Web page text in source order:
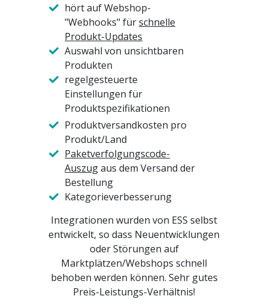
hört auf Webshop-
"Webhooks" fürschnelle
Produkt-Updates
Auswahl von unsichtbaren
Produkten
regelgesteuerte
Einstellungen für
Produktspezifikationen
Produktversandkosten pro
Produkt/Land
Paketverfolgungscode-
Auszugaus dem Versand der
Bestellung
Kategorieverbesserung
Integrationen wurden von ESS selbst
entwickelt, so dass Neuentwicklungen
oder Störungen auf
Marktplätzen/Webshops schnell
behoben werden können. Sehr gutes
Preis-Leistungs-Verhältnis!